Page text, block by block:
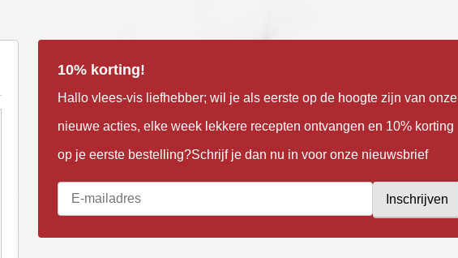
10% korting!
Hallo vlees-vis liefhebber; wil je als eerste op de hoogte zijn van onze
nieuwe acties, elke week lekkere recepten ontvangen en 10% korting
op je eerste bestelling?Schrijf je dan nu in voor onze nieuwsbrief
Inschrijven